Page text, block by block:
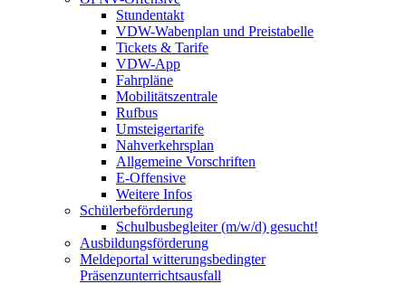
Stundentakt
VDW-Wabenplan und Preistabelle
Tickets & Tarife
VDW-App
Fahrpläne
Mobilitätszentrale
Rufbus
Umsteigertarife
Nahverkehrsplan
Allgemeine Vorschriften
E-Offensive
Weitere Infos
Schülerbeförderung
Schulbusbegleiter (m/w/d) gesucht!
Ausbildungsförderung
Meldeportal witterungsbedingter
Präsenzunterrichtsausfall